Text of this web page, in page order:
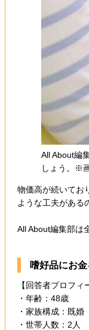
All About編
しょう。※
物価高が続いてお
ような工夫がある
All About編集部は
嗜好品にお
【回答者プロフィ
・年齢：48歳
・家族構成：既婚
・世帯人数：2人